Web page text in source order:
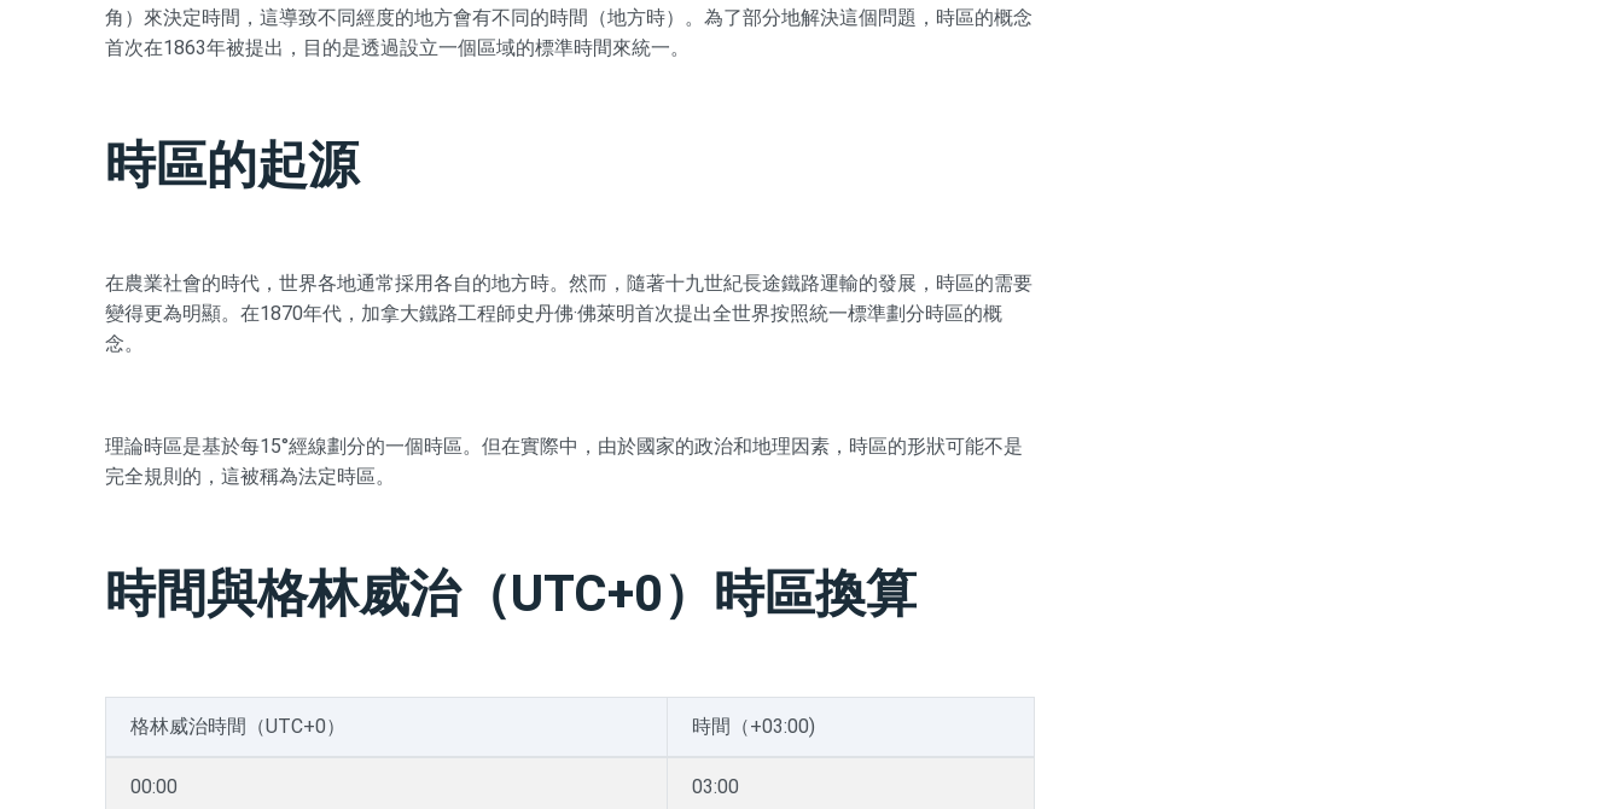
角）來決定時間，這導致不同經度的地方會有不同的時間（地方時）。為了部分地解決這個問題，時區的概念
首次在1863年被提出，目的是透過設立一個區域的標準時間來統一。
時區的起源
在農業社會的時代，世界各地通常採用各自的地方時。然而，隨著十九世紀長途鐵路運輸的發展，時區的需要
變得更為明顯。在1870年代，加拿大鐵路工程師史丹佛·佛萊明首次提出全世界按照統一標準劃分時區的概
念。
理論時區是基於每15°經線劃分的一個時區。但在實際中，由於國家的政治和地理因素，時區的形狀可能不是
完全規則的，這被稱為法定時區。
時間與格林威治（UTC+0）時區換算
格林威治時間（UTC+0） 時間（+03:00)
00:00 03:00